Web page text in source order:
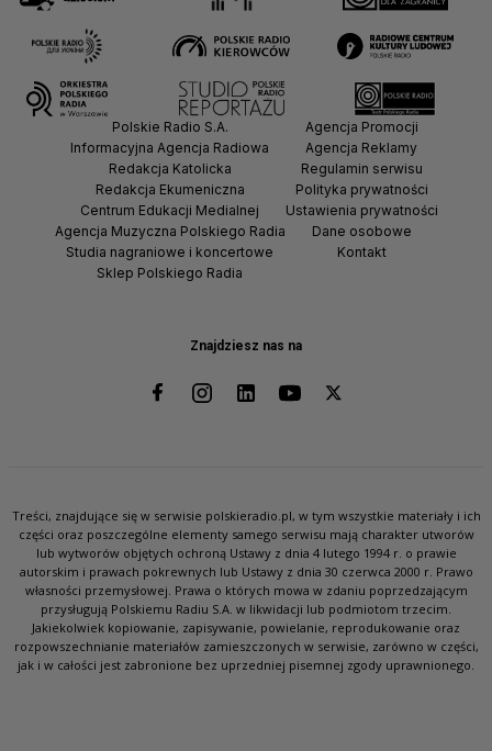
Znajdziesz nas na
Polskie Radio S.A.
Informacyjna Agencja Radiowa
Redakcja Katolicka
Redakcja Ekumeniczna
Centrum Edukacji Medialnej
Agencja Muzyczna Polskiego Radia
Studia nagraniowe i koncertowe
Sklep Polskiego Radia
Agencja Promocji
Agencja Reklamy
Regulamin serwisu
Polityka prywatności
Ustawienia prywatności
Dane osobowe
Kontakt
Treści, znajdujące się w serwisie polskieradio.pl, w tym wszystkie materiały i ich
części oraz poszczególne elementy samego serwisu mają charakter utworów
lub wytworów objętych ochroną Ustawy z dnia 4 lutego 1994 r. o prawie
autorskim i prawach pokrewnych lub Ustawy z dnia 30 czerwca 2000 r. Prawo
własności przemysłowej. Prawa o których mowa w zdaniu poprzedzającym
przysługują Polskiemu Radiu S.A. w likwidacji lub podmiotom trzecim.
Jakiekolwiek kopiowanie, zapisywanie, powielanie, reprodukowanie oraz
rozpowszechnianie materiałów zamieszczonych w serwisie, zarówno w części,
jak i w całości jest zabronione bez uprzedniej pisemnej zgody uprawnionego.